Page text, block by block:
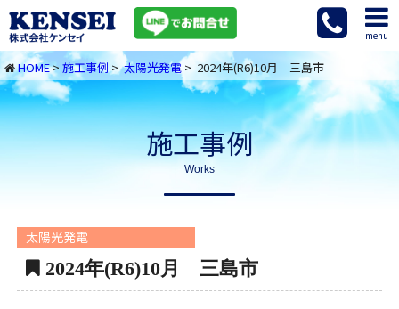
menu
HOME> 施工事例>太陽光発電 > 2024年(R6)10月 三島市
施工事例
Works
太陽光発電
2024年(R6)10月 三島市